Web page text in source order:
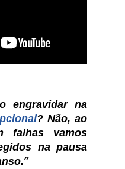
engravidar na
? Não, ao
falhas vamos
na pausa